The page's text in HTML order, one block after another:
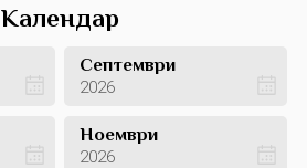
Календар
Септември
2026
Ноември
2026